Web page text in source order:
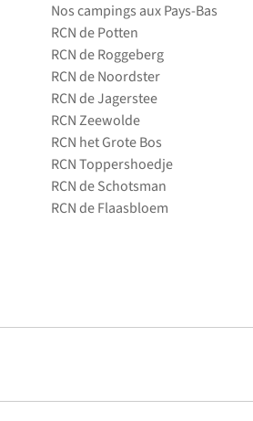
Nos campings aux Pays-Bas
RCN de Potten
RCN de Roggeberg
RCN de Noordster
RCN de Jagerstee
RCN Zeewolde
RCN het Grote Bos
RCN Toppershoedje
RCN de Schotsman
RCN de Flaasbloem